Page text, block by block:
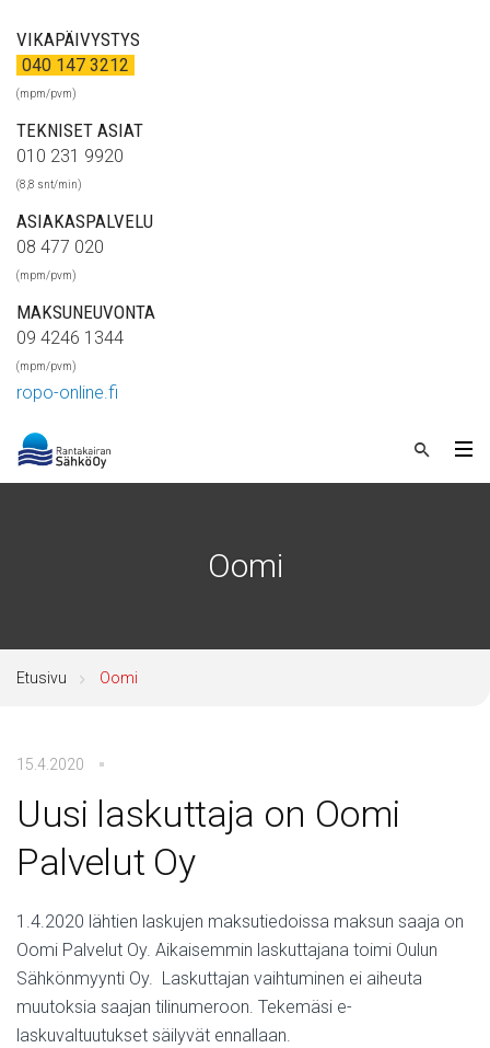
VIKAPÄIVYSTYS
040 147 3212
(mpm/pvm)
TEKNISET ASIAT
010 231 9920
(8,8 snt/min)
ASIAKASPALVELU
08 477 020
(mpm/pvm)
MAKSUNEUVONTA
09 4246 1344
(mpm/pvm)
ropo-online.fi
Oomi
Etusivu Oomi
15.4.2020
Uusi laskuttaja on Oomi
Palvelut Oy
1.4.2020 lähtien laskujen maksutiedoissa maksun saaja on
Oomi Palvelut Oy. Aikaisemmin laskuttajana toimi Oulun
Sähkönmyynti Oy. Laskuttajan vaihtuminen ei aiheuta
muutoksia saajan tilinumeroon. Tekemäsi e-
laskuvaltuutukset säilyvät ennallaan.